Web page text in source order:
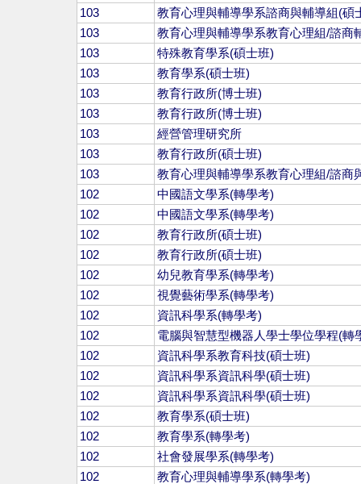
103
教育心理與輔導學系諮商與輔導組(碩
103
教育心理與輔導學系教育心理組/諮商
103
特殊教育學系(碩士班)
103
教育學系(碩士班)
103
教育行政所(博士班)
103
教育行政所(博士班)
103
經營管理研究所
103
教育行政所(碩士班)
103
教育心理與輔導學系教育心理組/諮商
102
中國語文學系(轉學考)
102
中國語文學系(轉學考)
102
教育行政所(碩士班)
102
教育行政所(碩士班)
102
幼兒教育學系(轉學考)
102
視覺藝術學系(轉學考)
102
資訊科學系(轉學考)
102
電腦與智慧型機器人學士學位學程(轉
102
資訊科學系教育科技(碩士班)
102
資訊科學系資訊科學(碩士班)
102
資訊科學系資訊科學(碩士班)
102
教育學系(碩士班)
102
教育學系(轉學考)
102
社會發展學系(轉學考)
102
教育心理與輔導學系(轉學考)